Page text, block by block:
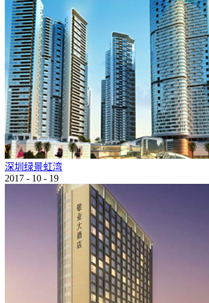
深圳绿景虹湾
2017 - 10 - 19